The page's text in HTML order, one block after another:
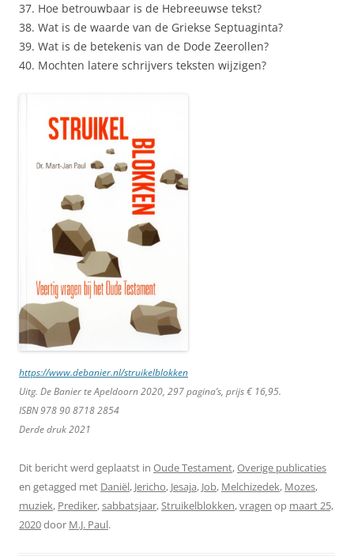
37. Hoe betrouwbaar is de Hebreeuwse tekst?
38. Wat is de waarde van de Griekse Septuaginta?
39. Wat is de betekenis van de Dode Zeerollen?
40. Mochten latere schrijvers teksten wijzigen?
https://www.debanier.nl/struikelblokken
Uitg. De Banier te Apeldoorn 2020, 297 pagina’s, prijs € 16,95.
ISBN 978 90 8718 2854
Derde druk 2021
Dit bericht werd geplaatst in Oude Testament,Overige publicaties
en getagged met Daniël, Jericho, Jesaja, Job, Melchizedek, Mozes,
muziek, Prediker,sabbatsjaar,Struikelblokken,vragen op maart 25,
2020door M.J. Paul.